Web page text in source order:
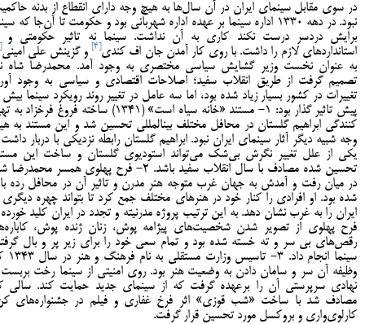
در سوی مقابل سینمای ایران در آن سال‌ها به هیچ وجه دارای انقطاع از بدنه
نبود. در دهه 1330 اداره سینما بر عهده اداره شهربانی بود و حکومت تا آن‌جا که
برایش دردسر درست نکند کاری به آن نداشت. سینما نه تاثیر حکومتی و
استانداردهای لازم را داشت. با روی کار آمدن جان اف کندی[4] و گزینش علی امینی[5]
به عنوان نخست وزیر گشایش سیاسی مختصری به وجود آمد. محمدرضا شاه
تصمیم گرفت از طریق انقلاب سفید؛ اصلاحات اقتصادی و سیاسی به وجود
تغییرات در کشور بسیار زیاد شده بود، اما سه عامل در تغییر روند رویکرد سینما بیش
پیش تاثیر گذار بود: 1- مستند «خانه سیاه است» (1341) ساخته فروغ فرخزاد
کنندگی ابراهیم گلستان در محافل مختلف بین­المللی تحسین شد و این مستند به
وجه شبیه دیگر آثار سینمای ایران نبود. ابراهیم گلستان رابطه نزدیکی با دربار
یکی از علل تغییر نگرش بی‌شک می‌تواند استودیوی گلستان و ساخت این
تحسین شده مصادف با سال انقلاب سفید باشد. 2- فرح پهلوی همسر
در میان رفت و آمدش به جهان غرب متوجه هنر مدرن و تاثیر آن در محافل رده
شده بود. او افرادی را کنار خود در هنرهای مختلف جمع کرد تا بتواند چهره دیگری
ایران را به غرب نشان دهد. به این ترتیب پروژه مدرنیته و تجدد در ایران کلید
فرح پهلوی از تصویر شدن شخصیت‌های پیژامه پوش، زنان ژنده پوش،
رقص‌های بی سر و ته خسته شده بود و تمام سعی خود را برای زیر پر و بال
سینما انجام
وظیفه آن سر و سامان دادن به وضعیت هنر بود. روی امنیتی از سینما رخت
نهادی سرپرستی آن را برعهده گرفت که از سینمای جدید حمایت کند. سالی
مصادف شد با ساخت «شب قوزی» اثر فرخ غفاری و فیلم در جشنواره‌های
کارلوی‌واری و بروکسل مورد تحسین قرار گرفت.